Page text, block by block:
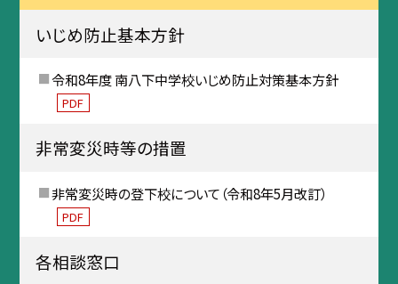
いじめ防止基本方針
令和8年度 南八下中学校いじめ防止対策基本方針
PDF
非常変災時等の措置
非常変災時の登下校について（令和8年5月改訂）
PDF
各相談窓口